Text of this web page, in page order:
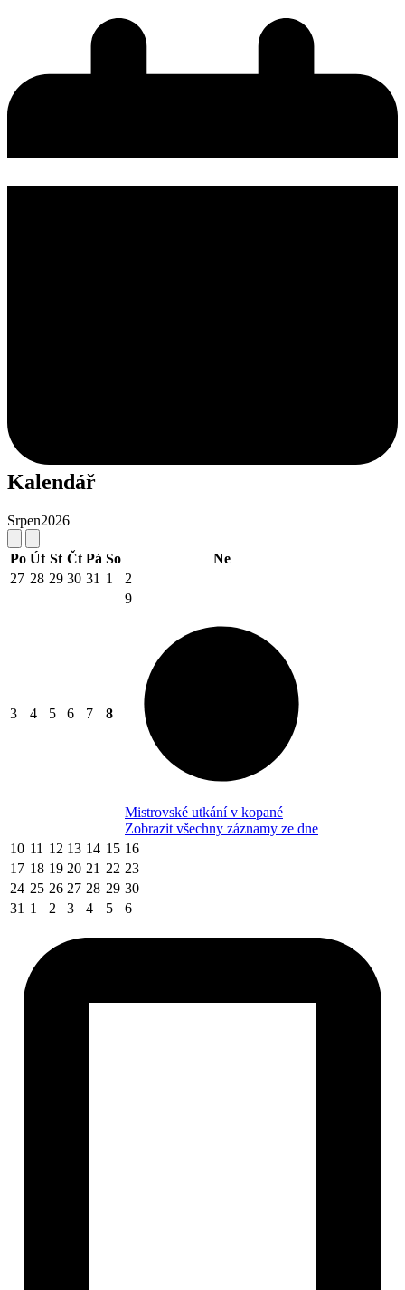
Kalendář
Srpen2026
Po Út St Čt Pá So
Ne
27 28 29 30 31 1 2
3 4 5 6 7 8
9
Mistrovské utkání v kopané
Zobrazit všechny záznamy ze dne
10 11 12 13 14 15 16
17 18 19 20 21 22 23
24 25 26 27 28 29 30
31 1 2 3 4 5 6